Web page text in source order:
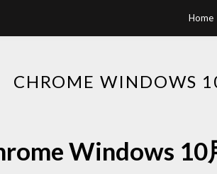
Home
CHROME WINDOWS
Windows